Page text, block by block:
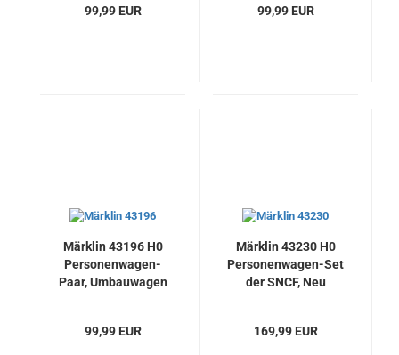
DB, Neu
99,99 EUR
DB, Neu
99,99 EUR
Märklin 43196 H0
Personenwagen-
Paar, Umbauwagen
DB, Neu
99,99 EUR
Märklin 43230 H0
Personenwagen-Set
der SNCF, Neu
169,99 EUR